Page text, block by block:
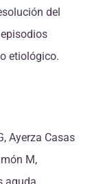
del
etiológico.
Ayerza Casas
M,